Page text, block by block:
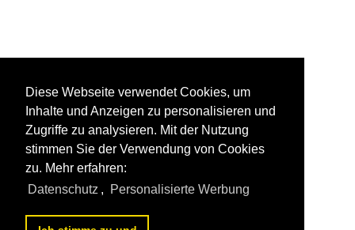
Diese Webseite verwendet Cookies, um
Inhalte und Anzeigen zu personalisieren und
Zugriffe zu analysieren. Mit der Nutzung
stimmen Sie der Verwendung von Cookies
zu. Mehr erfahren:
Datenschutz , Personalisierte Werbung